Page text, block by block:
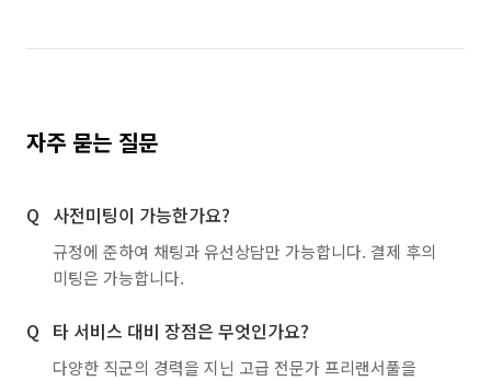
자주 묻는 질문
사전미팅이 가능한가요?
규정에 준하여 채팅과 유선상담만 가능합니다. 결제 후의
미팅은 가능합니다.
타 서비스 대비 장점은 무엇인가요?
다양한 직군의 경력을 지닌 고급 전문가 프리랜서풀을